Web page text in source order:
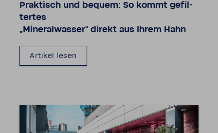
Prak­tisch und bequem: So kommt gefil­
tertes
„Mine­ral­wasser“ direkt aus Ihrem Hahn
Artikel lesen